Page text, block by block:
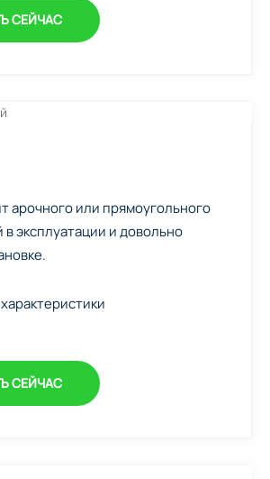
СЕЙЧАС
арочного или прямоугольного
эксплуатации и довольно
СЕЙЧАС